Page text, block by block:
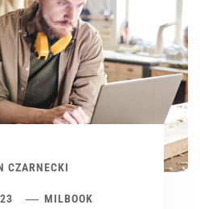
CZARNECKI
MILBOOK